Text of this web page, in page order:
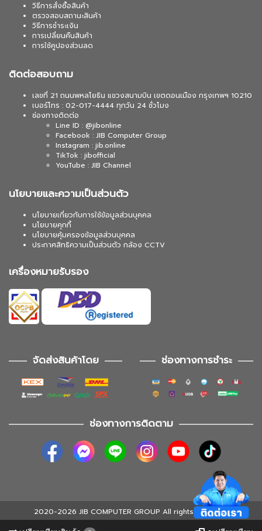
วิธีการสั่งซื้อสินค้า
ตรวจสอบสถานะสินค้า
วิธีการชำระเงิน
การเปลี่ยนคืนสินค้า
การใช้คูปองส่วนลด
ติดต่อสอบถาม
เลขที่ 21 ถนนพหลโยธิน แขวงสนามบิน เขตดอนเมือง กรุงเทพฯ 10210
เบอร์โทร : 02-017-4444 ทุกวัน 24 ชั่วโมง
ช่องทางติดต่อ
Line ID : @jibonline
Facebook : JIB Computer Group
Instagram : jib.online
TikTok : jibofficial
YouTube : JIB Channel
นโยบายและความเป็นส่วนตัว
นโยบายเกี่ยวกับการใช้ข้อมูลส่วนบุคคล
นโยบายคุกกี้
นโยบายคุ้มครองข้อมูลส่วนบุคคล
ประกาศสิทธิความเป็นส่วนตัว กล้อง CCTV
เครื่องหมายรับรอง
จัดส่งสินค้าโดย ช่องทางการชำระ
ช่องทางการติดตาม
2020-2026 JIB COMPUTER GROUP All rights reserved